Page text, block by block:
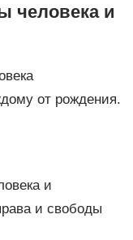
человека и
от рождения.
и
и свободы